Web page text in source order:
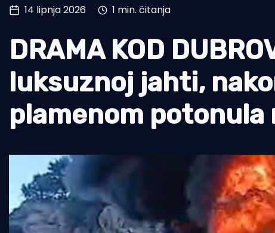
Ribolov
Tradicija i kultura
14 lipnja 2026 1 min. čitanja
DRAMA KOD
luksuznoj jahti,
plamenom potonula